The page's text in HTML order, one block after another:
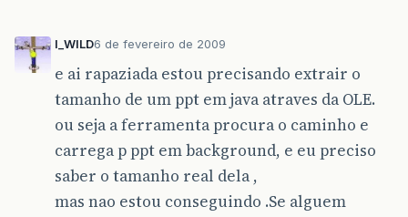
I_WILD6 de fevereiro de 2009
e ai rapaziada estou precisando extrair o
tamanho de um ppt em java atraves da OLE.
ou seja a ferramenta procura o caminho e
carrega p ppt em background, e eu preciso
saber o tamanho real dela ,
mas nao estou conseguindo .Se alguem